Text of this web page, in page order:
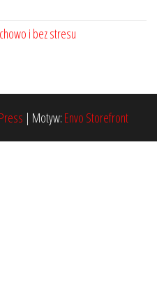
i bez stresu
| Motyw: Envo Storefront